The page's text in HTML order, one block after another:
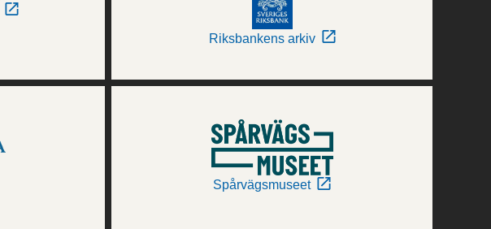
Riksbankens arkiv
Spårvägsmuseet